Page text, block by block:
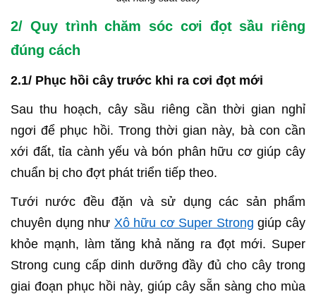
2/ Quy trình chăm sóc cơi đọt sầu riêng
đúng cách
2.1/ Phục hồi cây trước khi ra cơi đọt mới
Sau thu hoạch, cây sầu riêng cần thời gian nghỉ
ngơi để phục hồi. Trong thời gian này, bà con cần
xới đất, tỉa cành yếu và bón phân hữu cơ giúp cây
chuẩn bị cho đợt phát triển tiếp theo.
Tưới nước đều đặn và sử dụng các sản phẩm
chuyên dụng như Xô hữu cơ Super Strong giúp cây
khỏe mạnh, làm tăng khả năng ra đọt mới. Super
Strong cung cấp dinh dưỡng đầy đủ cho cây trong
giai đoạn phục hồi này, giúp cây sẵn sàng cho mùa